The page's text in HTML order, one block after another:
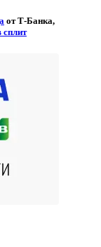
от Т-Банка,
сплит